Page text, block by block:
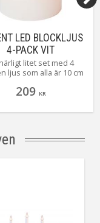
LED BLOCKLJUS
4-PACK VIT
litet set med 4
ljus som alla är 10 cm
att använda till
gör du enkelt med den
209 KR